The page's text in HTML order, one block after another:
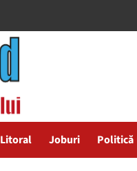
Litoral Joburi Politică